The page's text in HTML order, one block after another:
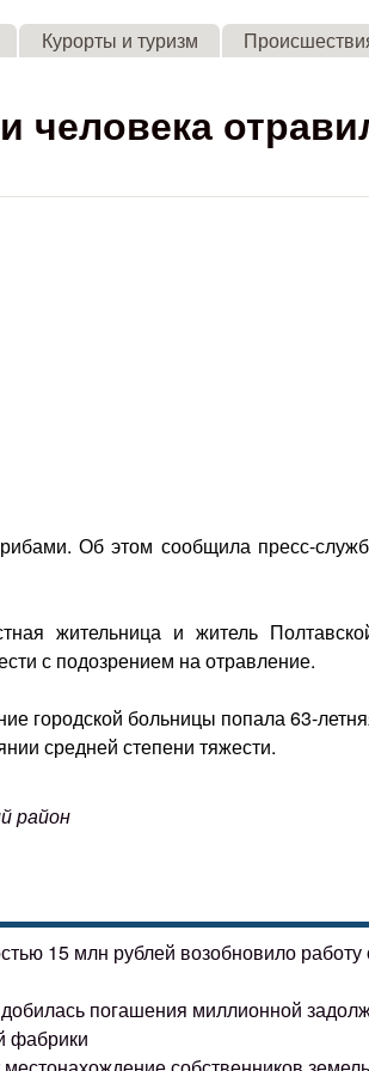
Skip to main content
Курорты и туризм
человека
Об этом сообщила пресс-
жительница и житель
с подозрением на отравление.
городской больницы попала 63-
средней степени тяжести.
район
15 млн рублей возобновило работу
погашения миллионной
фабрики